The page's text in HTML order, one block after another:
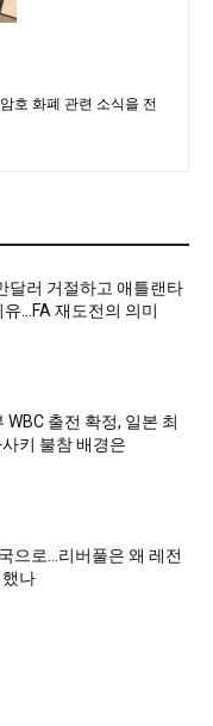
호 화폐 관련 소식을 전
달러 거절하고 애틀랜타
…FA 재도전의 의미
출전 확정, 일본 최
키 불참 배경은
으로…리버풀은 왜 레전
했나